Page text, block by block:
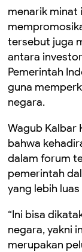
menarik minat
tersebut juga
antara
Pemerintah
guna
negara.
Wagub Kalbar
bahwa
dalam forum
pemerintah
yang lebih
“Ini bisa
negara, yakni
merupakan